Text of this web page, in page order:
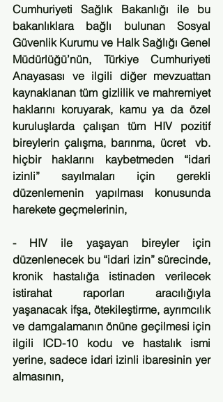
Cumhuriyeti Sağlık Bakanlığı ile bu
bakanlıklara bağlı bulunan Sosyal
Güvenlik Kurumu ve Halk Sağlığı Genel
Müdürlüğü’nün, Türkiye Cumhuriyeti
Anayasası ve ilgili diğer mevzuattan
kaynaklanan tüm gizlilik ve mahremiyet
haklarını koruyarak, kamu ya da özel
kuruluşlarda çalışan tüm HIV pozitif
bireylerin çalışma, barınma, ücret  vb.
hiçbir haklarını kaybetmeden “idari
izinli” sayılmaları için gerekli
düzenlemenin yapılması konusunda
harekete geçmelerinin,
- HIV ile yaşayan bireyler için
düzenlenecek bu “idari izin” sürecinde,
kronik hastalığa istinaden verilecek
istirahat raporları aracılığıyla
yaşanacak ifşa, ötekileştirme, ayrımcılık
ve damgalamanın önüne geçilmesi için
ilgili ICD-10 kodu ve hastalık ismi
yerine, sadece idari izinli ibaresinin yer
almasının,